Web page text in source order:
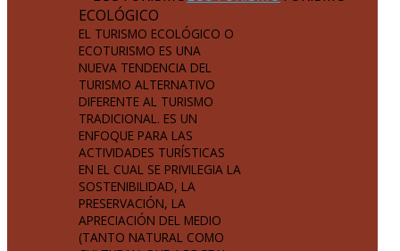
ECOLÓGICO
EL TURISMO ECOLÓGICO O
ECOTURISMO ES UNA
NUEVA TENDENCIA DEL
TURISMO ALTERNATIVO
DIFERENTE AL TURISMO
TRADICIONAL. ES UN
ENFOQUE PARA LAS
ACTIVIDADES TURÍSTICAS
EN EL CUAL SE PRIVILEGIA LA
SOSTENIBILIDAD, LA
PRESERVACIÓN, LA
APRECIACIÓN DEL MEDIO
(TANTO NATURAL COMO